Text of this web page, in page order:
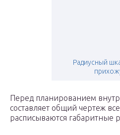
Радиусный
Перед планированием
составляет общий чертеж
расписываются габаритные